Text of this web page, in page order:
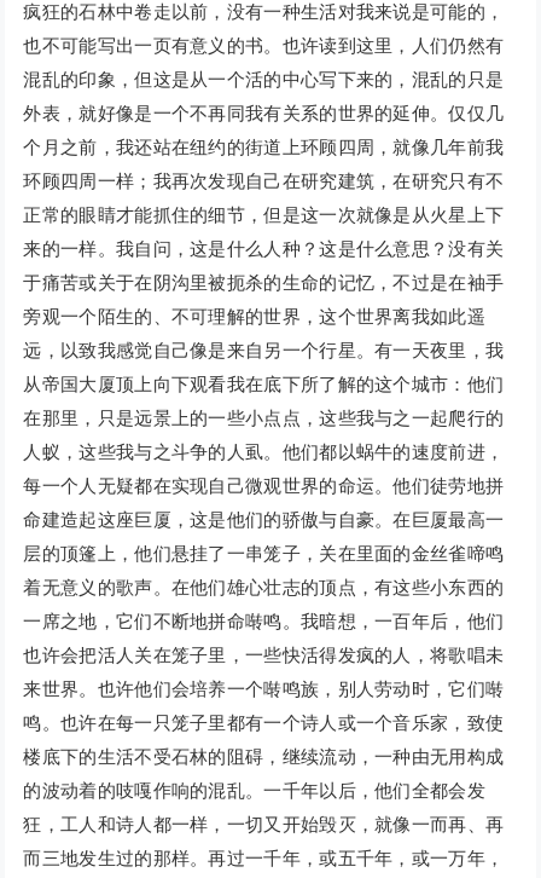
疯狂的石林中卷走以前，没有一种生活对我来说是可能的，
也不可能写出一页有意义的书。也许读到这里，人们仍然有
混乱的印象，但这是从一个活的中心写下来的，混乱的只是
外表，就好像是一个不再同我有关系的世界的延伸。仅仅几
个月之前，我还站在纽约的街道上环顾四周，就像几年前我
环顾四周一样；我再次发现自己在研究建筑，在研究只有不
正常的眼睛才能抓住的细节，但是这一次就像是从火星上下
来的一样。我自问，这是什么人种？这是什么意思？没有关
于痛苦或关于在阴沟里被扼杀的生命的记忆，不过是在袖手
旁观一个陌生的、不可理解的世界，这个世界离我如此遥
远，以致我感觉自己像是来自另一个行星。有一天夜里，我
从帝国大厦顶上向下观看我在底下所了解的这个城市：他们
在那里，只是远景上的一些小点点，这些我与之一起爬行的
人蚁，这些我与之斗争的人虱。他们都以蜗牛的速度前进，
每一个人无疑都在实现自己微观世界的命运。他们徒劳地拼
命建造起这座巨厦，这是他们的骄傲与自豪。在巨厦最高一
层的顶篷上，他们悬挂了一串笼子，关在里面的金丝雀啼鸣
着无意义的歌声。在他们雄心壮志的顶点，有这些小东西的
一席之地，它们不断地拼命啭鸣。我暗想，一百年后，他们
也许会把活人关在笼子里，一些快活得发疯的人，将歌唱未
来世界。也许他们会培养一个啭鸣族，别人劳动时，它们啭
鸣。也许在每一只笼子里都有一个诗人或一个音乐家，致使
楼底下的生活不受石林的阻碍，继续流动，一种由无用构成
的波动着的吱嘎作响的混乱。一千年以后，他们全都会发
狂，工人和诗人都一样，一切又开始毁灭，就像一而再、再
而三地发生过的那样。再过一千年，或五千年，或一万年，